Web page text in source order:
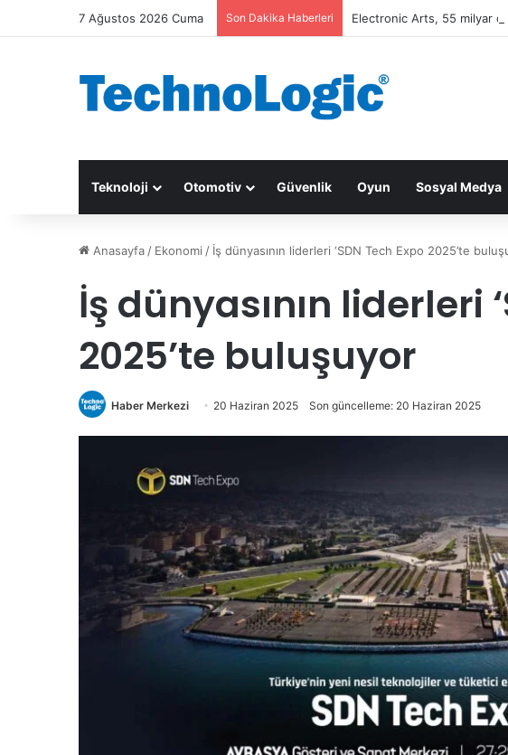
7 Ağustos 2026 Cuma Son Dakika Haberleri Electronic Arts, 55 milyar
Teknoloji Otomotiv Güvenlik Oyun Sosyal Medya
Anasayfa / Ekonomi / İş dünyasının liderleri ‘SDN Tech Expo 2025’te
İş dünyasının liderleri
2025’te buluşuyor
Haber Merkezi 20 Haziran 2025 Son güncelleme: 20 Haziran 2025